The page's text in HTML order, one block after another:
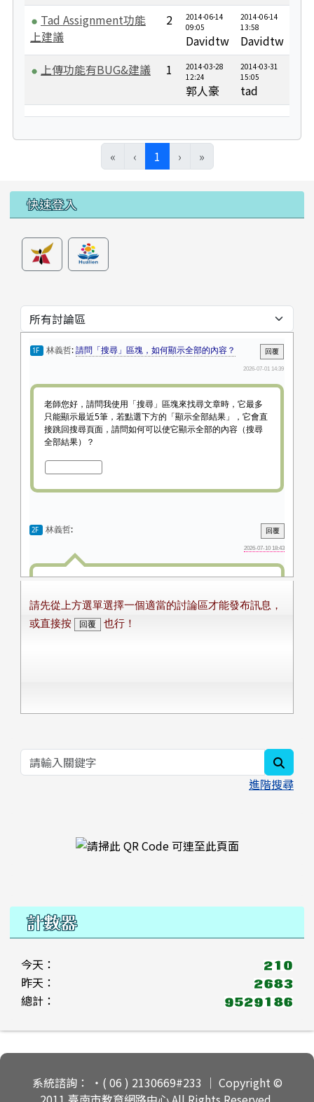
Tad Assignment功能
上建議
2
2014-06-14
09:05
Davidtw
2014-06-14
13:58
Davidtw
上傳功能有BUG&建議
1
2014-03-28
12:24
郭人豪
2014-03-31
15:05
tad
« ‹ 1 (目前頁次)
› »
左邊區域內容
快速登入
進階搜尋
右邊區域內容
計數器
今天：
昨天：
總計：
頁尾區域內容
系統諮詢： ‧( 06 ) 2130669#233 ｜ Copyright ©